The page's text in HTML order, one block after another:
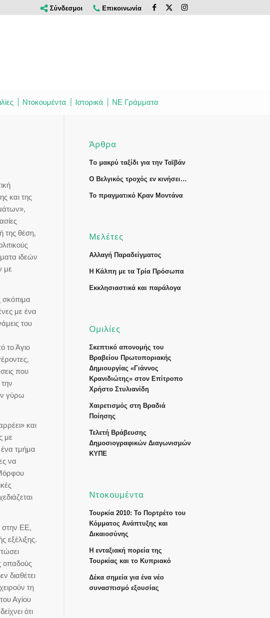
Σύνδεσμοι Επικοινωνία
Ντοκουμέντα Ιστορικά ΝΕ Γράμματα
και της
της θέση,
ιδεών
με
σκόπιμα
με ένα
του
το Άγιο
που
γύρω
και
με
τμήμα
να
στην ΕΕ,
εξέλιξης.
οπαδούς
διαθέτει
τη
Αγίου
ότι
Άρθρα
Tο μακρύ ταξίδι για την Ταϊβάν
Ο Βελγικός τροχός εν κινήσει…
Το πραγματικό Κραν Μοντάνα
Μελέτες
Αλλαγή Παραδείγματος
Η Κάλπη με τα Τρία Πρόσωπα
Εκκλησιαστικά και παράλογα
Ομιλίες
Σκεπτικό απονομής του
Βραβείου Πρωτοποριακής
Δημιουργίας «Γιάννος
Κρανιδιώτης» στον Επίτροπο
Χρήστο Στυλιανίδη
Χαιρετισμός στη Βραδιά
Ποίησης
Τελετή Βράβευσης
Δημοσιογραφικών Διαγωνισμών
ΚΥΠΕ
Ντοκουμέντα
Τουρκία 2010: Το Πορτρέτο του
Κόμματος Ανάπτυξης και
Δικαιοσύνης
Η ενταξιακή πορεία της
Τουρκίας και το Κυπριακό
Δέκα σημεία για ένα νέο
συνασπισμό εξουσίας